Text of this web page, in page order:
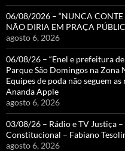
06/08/2026 – “NUNCA
NÃO DIRIA EM PRAÇA
agosto 6, 2026
06/08/26 – “Enel e prefeitura
Parque São Domingos na
Equipes de poda não seguem
Ananda Apple
agosto 6, 2026
03/08/26 – Rádio e TV Justiça
Constitucional – Fabiano
agosto 6, 2026